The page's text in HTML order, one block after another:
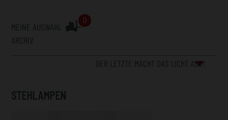
MEINE AUSWAHL
0
ARCHIV
DER LETZTE MACHT DAS LICHT AUS!
STEHLAMPEN